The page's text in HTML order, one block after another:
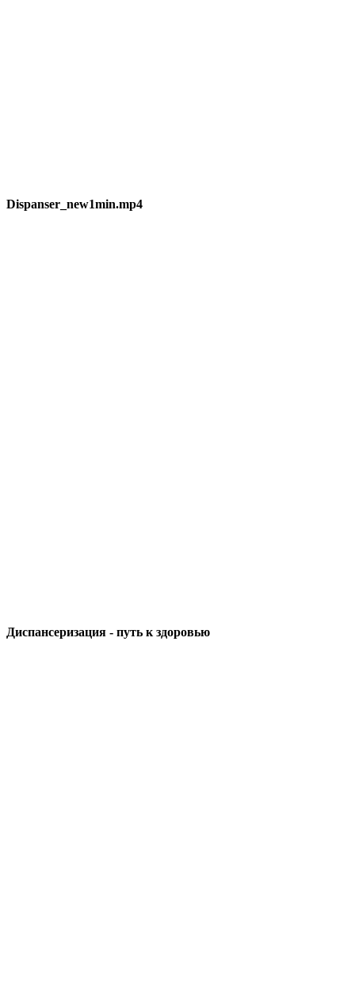
Dispanser_new1min.mp4
Диспансеризация - путь к здоровью